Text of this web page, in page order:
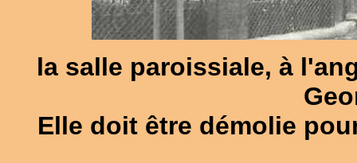
la salle paroissiale, à
Elle doit être démolie